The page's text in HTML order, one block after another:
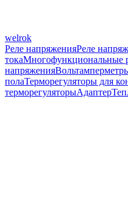
welrok
Реле напряженияРеле
токаМногофункциональные
напряжения
полаТерморегуляторы для
терморегуляторыАдаптер